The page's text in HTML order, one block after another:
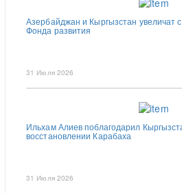
Азербайджан и Кыргызстан увеличат
Фонда развития
31 Июля 2026
Ильхам Алиев поблагодарил
восстановлении Карабаха
31 Июля 2026